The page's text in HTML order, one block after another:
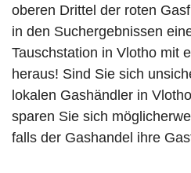
oberen Drittel der roten
in den Suchergebnissen
Tauschstation in Vlotho mit
heraus! Sind Sie sich
lokalen Gashändler in
sparen Sie sich
falls der Gashandel ihre